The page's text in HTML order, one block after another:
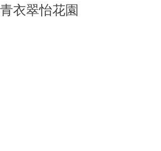
青衣翠怡花園